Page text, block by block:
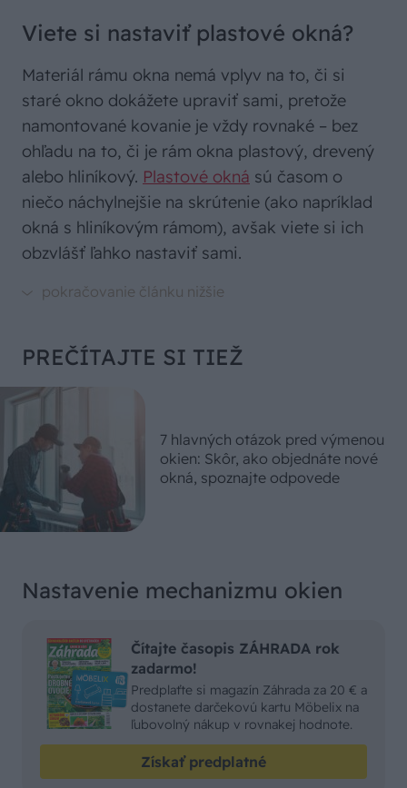
Viete si nastaviť plastové okná?
Materiál rámu okna nemá vplyv na to, či si
staré okno dokážete upraviť sami, pretože
namontované kovanie je vždy rovnaké – bez
ohľadu na to, či je rám okna plastový, drevený
alebo hliníkový. Plastové okná sú časom o
niečo náchylnejšie na skrútenie (ako napríklad
okná s hliníkovým rámom), avšak viete si ich
obzvlášť ľahko nastaviť sami.
PREČÍTAJTE SI TIEŽ
7 hlavných otázok pred výmenou
okien: Skôr, ako objednáte nové
okná, spoznajte odpovede
Nastavenie mechanizmu okien
Čítajte časopis ZÁHRADA rok
zadarmo!
Predplaťte si magazín Záhrada za 20 € a
dostanete darčekovú kartu Möbelix na
ľubovolný nákup v rovnakej hodnote.
Získať predplatné